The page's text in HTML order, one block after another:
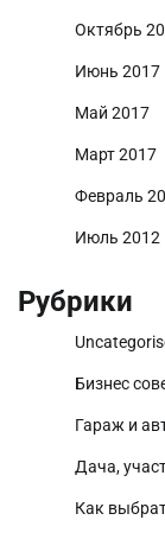
Октябрь
Июнь 2017
Май 2017
Март 2017
Февраль
Июль 2012
Рубрики
Бизнес
Гараж и
Дача,
Как